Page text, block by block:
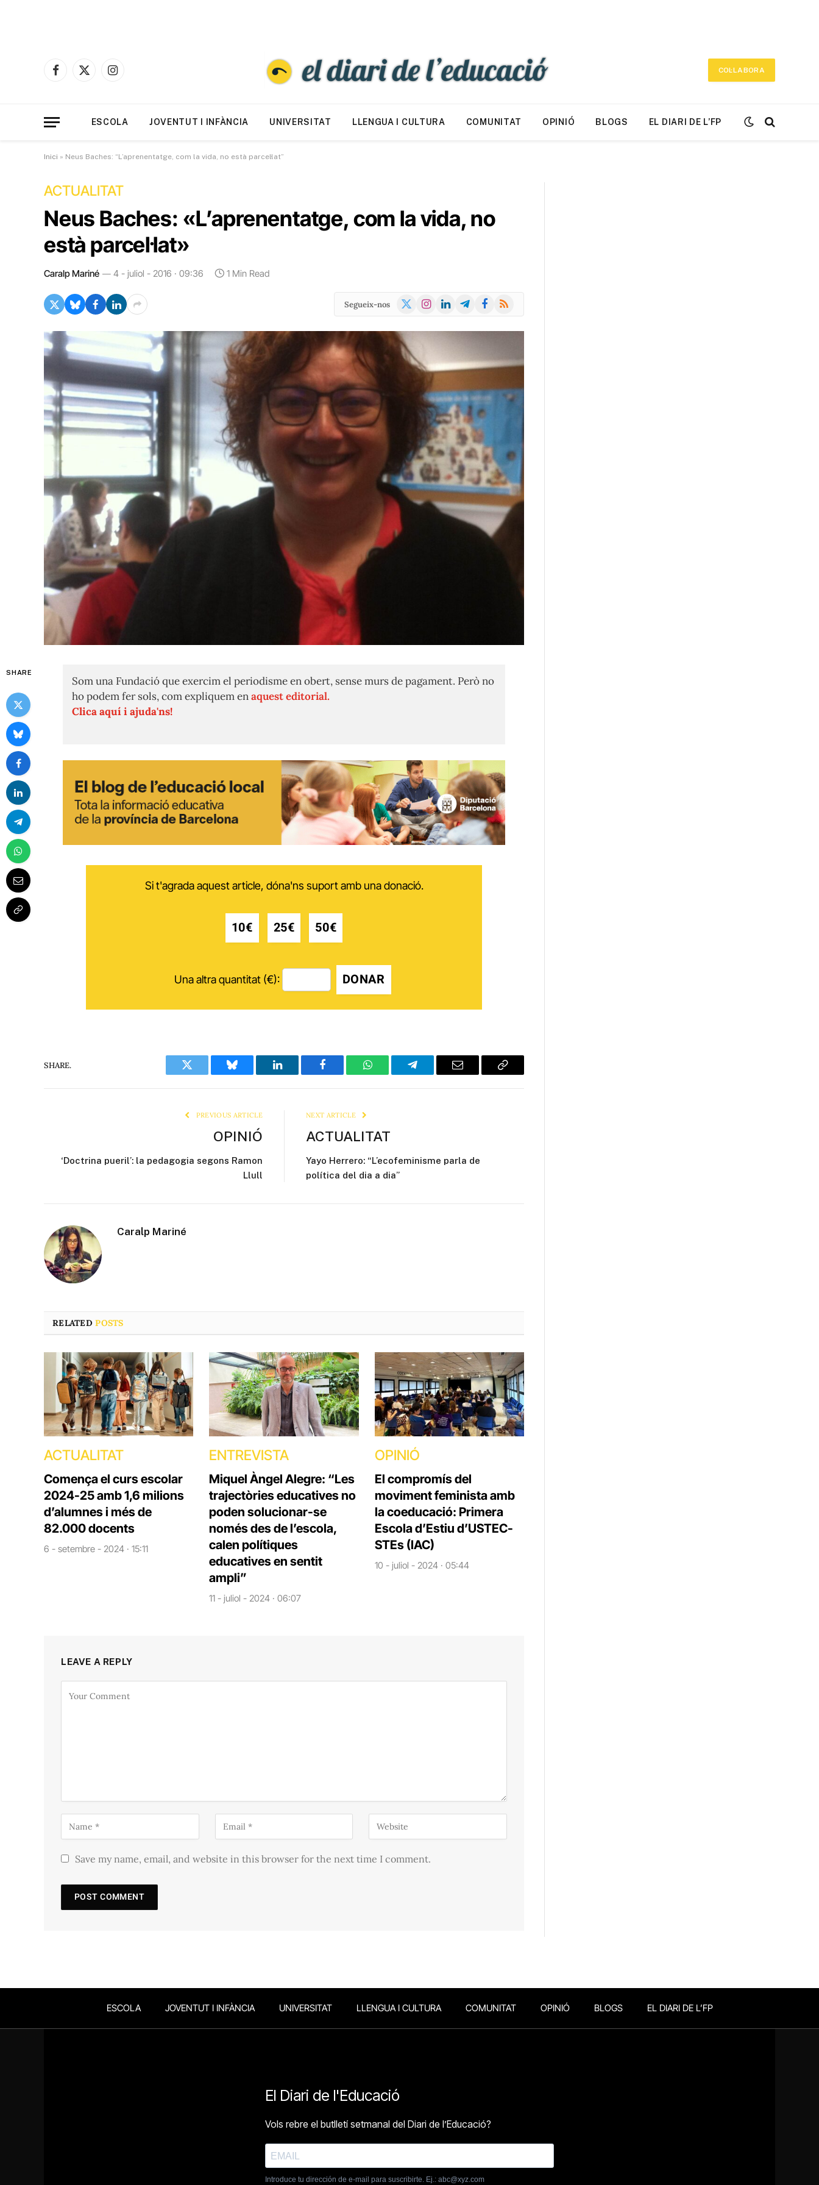
Facebook
X
Instagram
COL·LABORA
ESCOLA JOVENTUT I INFÀNCIA UNIVERSITAT LLENGUA I CULTURA COMUNITAT OPINIÓ BLOGS EL DIARI DE L’FP
Inici » Neus Baches: “L’aprenentatge, com la vida, no està parcel·lat”
ACTUALITAT
Neus Baches: «L’aprenentatge, com la vida, no
està parcel·lat»
Caralp Mariné 4 - juliol - 2016 · 09:36 1 Min Read
Segueix-nos
X
Instagram
LinkedInTelegramFacebook
RSS
SHARE
Som una Fundació que exercim el periodisme en obert, sense murs de pagament. Però no
ho podem fer sols, com expliquem enaquest editorial.
Clica aquí i ajuda'ns!
Si t'agrada aquest article, dóna'ns suport amb una donació.
10€ 25€ 50€
Una altra quantitat (€): DONAR
SHARE.
Twitter Bluesky LinkedIn Facebook WhatsAppTelegram Email
Copy
PREVIOUS ARTICLE
OPINIÓ
‘Doctrina pueril’: la pedagogia segons Ramon
Llull
NEXT ARTICLE
ACTUALITAT
Yayo Herrero: “L’ecofeminisme parla de
política del dia a dia”
Caralp Mariné
RELATEDPOSTS
ACTUALITAT
Comença el curs escolar
2024-25 amb 1,6 milions
d’alumnes i més de
82.000 docents
6 - setembre - 2024 · 15:11
ENTREVISTA
Miquel Àngel Alegre: “Les
trajectòries educatives no
poden solucionar-se
només des de l’escola,
calen polítiques
educatives en sentit
ampli”
11 - juliol - 2024 · 06:07
OPINIÓ
El compromís del
moviment feminista amb
la coeducació: Primera
Escola d’Estiu d’USTEC-
STEs (IAC)
10 - juliol - 2024 · 05:44
LEAVE A REPLY
Save my name, email, and website in this browser for the next time I comment.
ESCOLA JOVENTUT I INFÀNCIA UNIVERSITAT LLENGUA I CULTURA COMUNITAT OPINIÓ BLOGS EL DIARI DE L’FP